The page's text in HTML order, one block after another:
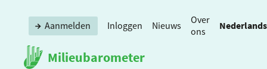
Milieubarometer
Aanmelden Inloggen Nieuws
Over
ons
Nederlands